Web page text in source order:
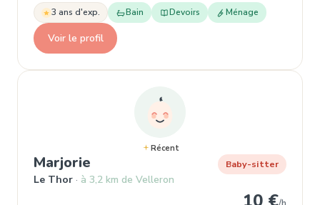
3 ans d'exp. Bain Devoirs Ménage
Voir le profil
Récent
Marjorie , Baby-sitter à Le Thor
Le Thor à 3,2 km de Velleron
Baby-sitter